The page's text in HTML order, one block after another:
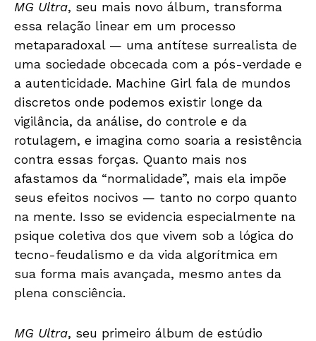
MG Ultra, seu mais novo álbum, transforma
essa relação linear em um processo
metaparadoxal — uma antítese surrealista de
uma sociedade obcecada com a pós-verdade e
a autenticidade. Machine Girl fala de mundos
discretos onde podemos existir longe da
vigilância, da análise, do controle e da
rotulagem, e imagina como soaria a resistência
contra essas forças. Quanto mais nos
afastamos da “normalidade”, mais ela impõe
seus efeitos nocivos — tanto no corpo quanto
na mente. Isso se evidencia especialmente na
psique coletiva dos que vivem sob a lógica do
tecno-feudalismo e da vida algorítmica em
sua forma mais avançada, mesmo antes da
plena consciência.
MG Ultra, seu primeiro álbum de estúdio